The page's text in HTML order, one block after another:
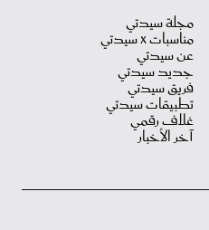
مجلة سيدتي
مناسبات X سيدتي
عن سيدتي
جديد سيدتي
فريق سيدتي
تطبيقات سيدتي
غلاف رقمي
آخر الأخبار